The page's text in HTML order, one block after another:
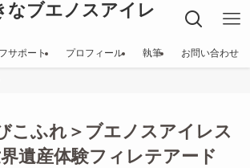
なブエノスアイレ
サポート プロフィール 執筆 お問い合わせ
こふれ＞ブエノスアイレス
遺産体験フィレテアード